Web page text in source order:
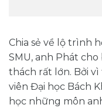
Chia sẻ về lộ trình
SMU, anh Phát
thách rất lớn. Bởi
viên Đại học Bách
học những môn